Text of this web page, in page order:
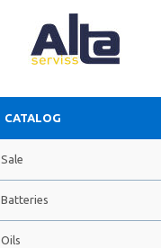
CATALOG
Sale
Batteries
Oils